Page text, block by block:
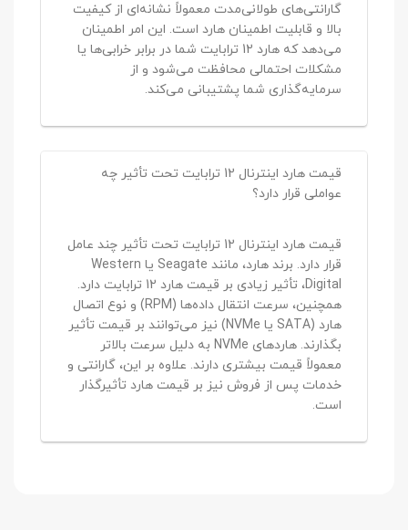
گارانتی‌های طولانی‌مدت معمولاً نشانه‌ای از کیفیت
بالا و قابلیت اطمینان هارد است. این امر اطمینان
می‌دهد که هارد 12 ترابایت شما در برابر خرابی‌ها یا
مشکلات احتمالی محافظت می‌شود و از
سرمایه‌گذاری شما پشتیبانی می‌کند.
قیمت هارد اینترنال 12 ترابایت تحت تأثیر چه
عواملی قرار دارد؟
قیمت هارد اینترنال 12 ترابایت تحت تأثیر چند عامل
قرار دارد. برند هارد، مانند Seagate یا Western
Digital، تأثیر زیادی بر قیمت هارد 12 ترابایت دارد.
همچنین، سرعت انتقال داده‌ها (RPM) و نوع اتصال
هارد (SATA یا NVMe) نیز می‌توانند بر قیمت تأثیر
بگذارند. هاردهای NVMe به دلیل سرعت بالاتر
معمولاً قیمت بیشتری دارند. علاوه بر این، گارانتی و
خدمات پس از فروش نیز بر قیمت هارد تأثیرگذار
است.